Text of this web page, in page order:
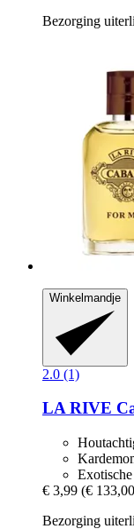
Bezorging
Winkelmandje
2.0 (1)
LA RIVE
€ 3,99 (€
Bezorging